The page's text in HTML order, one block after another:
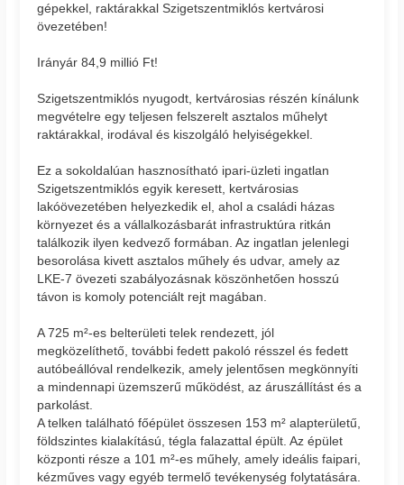
gépekkel, raktárakkal Szigetszentmiklós kertvárosi
övezetében!
Irányár 84,9 millió Ft!
Szigetszentmiklós nyugodt, kertvárosias részén kínálunk
megvételre egy teljesen felszerelt asztalos műhelyt
raktárakkal, irodával és kiszolgáló helyiségekkel.
Ez a sokoldalúan hasznosítható ipari-üzleti ingatlan
Szigetszentmiklós egyik keresett, kertvárosias
lakóövezetében helyezkedik el, ahol a családi házas
környezet és a vállalkozásbarát infrastruktúra ritkán
találkozik ilyen kedvező formában. Az ingatlan jelenlegi
besorolása kivett asztalos műhely és udvar, amely az
LKE-7 övezeti szabályozásnak köszönhetően hosszú
távon is komoly potenciált rejt magában.
A 725 m²-es belterületi telek rendezett, jól
megközelíthető, további fedett pakoló résszel és fedett
autóbeállóval rendelkezik, amely jelentősen megkönnyíti
a mindennapi üzemszerű működést, az áruszállítást és a
parkolást.
A telken található főépület összesen 153 m² alapterületű,
földszintes kialakítású, tégla falazattal épült. Az épület
központi része a 101 m²-es műhely, amely ideális faipari,
kézműves vagy egyéb termelő tevékenység folytatására.